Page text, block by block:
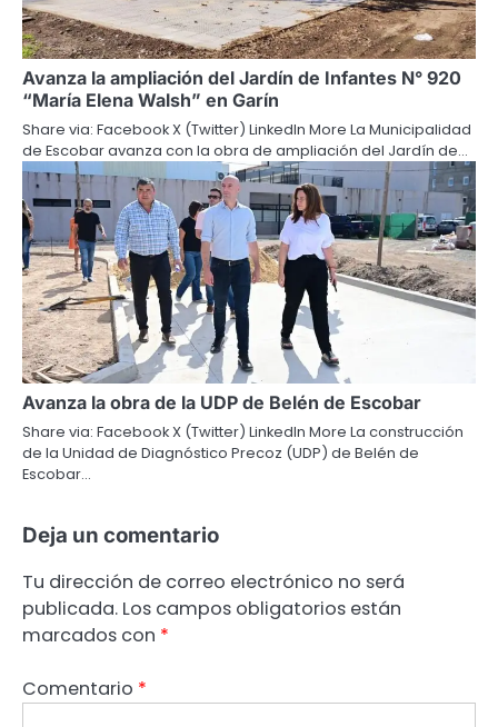
Avanza la ampliación del Jardín de Infantes N° 920
“María Elena Walsh” en Garín
Share via: Facebook X (Twitter) LinkedIn More La Municipalidad
de Escobar avanza con la obra de ampliación del Jardín de…
Avanza la obra de la UDP de Belén de Escobar
Share via: Facebook X (Twitter) LinkedIn More La construcción
de la Unidad de Diagnóstico Precoz (UDP) de Belén de
Escobar…
Deja un comentario
Tu dirección de correo electrónico no será
publicada. Los campos obligatorios están
marcados con *
Comentario *